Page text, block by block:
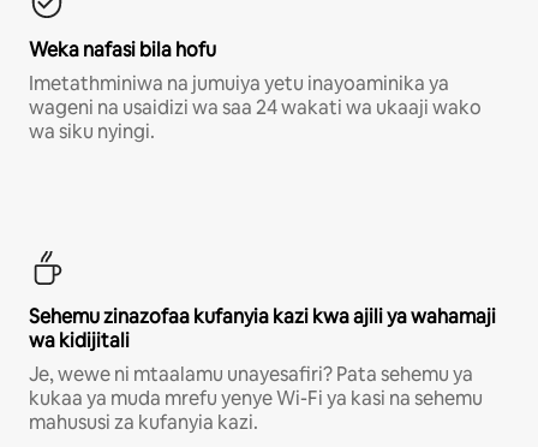
Weka nafasi bila hofu
Imetathminiwa na jumuiya yetu inayoaminika ya
wageni na usaidizi wa saa 24 wakati wa ukaaji wako
wa siku nyingi.
Sehemu zinazofaa kufanyia kazi kwa ajili ya wahamaji
wa kidijitali
Je, wewe ni mtaalamu unayesafiri? Pata sehemu ya
kukaa ya muda mrefu yenye Wi-Fi ya kasi na sehemu
mahususi za kufanyia kazi.